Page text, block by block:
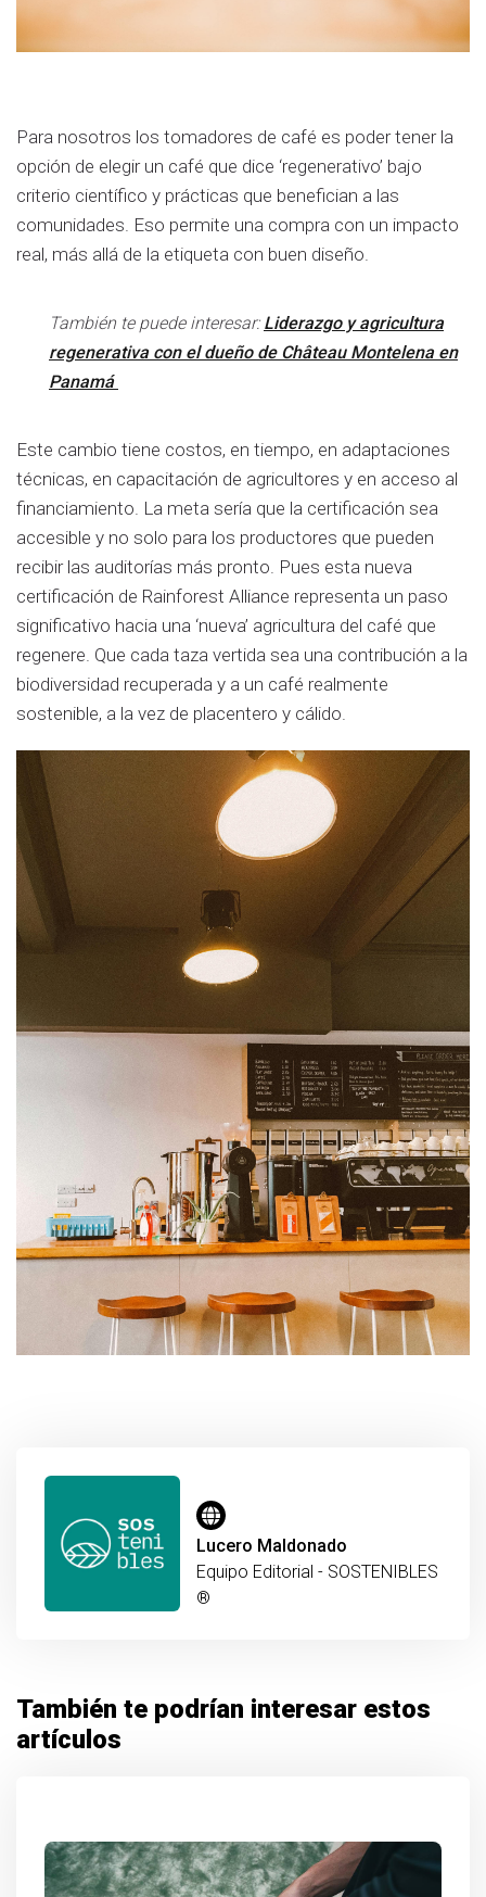
Para nosotros los tomadores de café es poder tener la
opción de elegir un café que dice ‘regenerativo’ bajo
criterio científico y prácticas que benefician a las
comunidades. Eso permite una compra con un impacto
real, más allá de la etiqueta con buen diseño.
También te puede interesar: Liderazgo y agricultura
regenerativa con el dueño de Château Montelena en
Panamá
Este cambio tiene costos, en tiempo, en adaptaciones
técnicas, en capacitación de agricultores y en acceso al
financiamiento. La meta sería que la certificación sea
accesible y no solo para los productores que pueden
recibir las auditorías más pronto. Pues esta nueva
certificación de Rainforest Alliance representa un paso
significativo hacia una ‘nueva’ agricultura del café que
regenere. Que cada taza vertida sea una contribución a la
biodiversidad recuperada y a un café realmente
sostenible, a la vez de placentero y cálido.
Lucero Maldonado
Equipo Editorial - SOSTENIBLES
®
También te podrían interesar estos
artículos